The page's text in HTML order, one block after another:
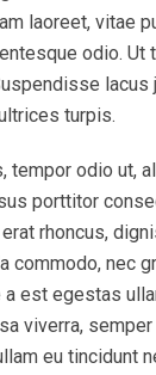
laoreet, vitae
odio. Ut
lacus
turpis.
tempor odio ut,
porttitor
rhoncus,
commodo, nec
a est egestas
viverra, semper
eu tincidunt